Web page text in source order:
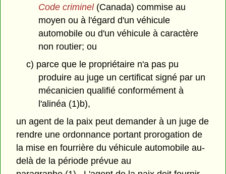
Code criminel(Canada) commise au
moyen ou à l'égard d'un véhicule
automobile ou d'un véhicule à caractère
non routier; ou
c) parce que le propriétaire n'a pas pu
produire au juge un certificat signé par un
mécanicien qualifié conformément à
l'alinéa (1)b),
un agent de la paix peut demander à un juge de
rendre une ordonnance portant prorogation de
la mise en fourrière du véhicule automobile au-
delà de la période prévue au